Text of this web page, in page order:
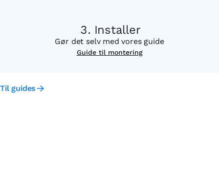
Installer
Gør det selv med vores guide
Guide til montering
Til guides